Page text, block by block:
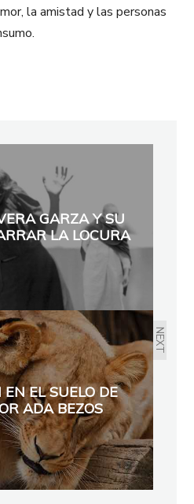
la amistad y las personas
GARZA Y SU
LA LOCURA
NEXT
EL SUELO DE
ADA BEZOS